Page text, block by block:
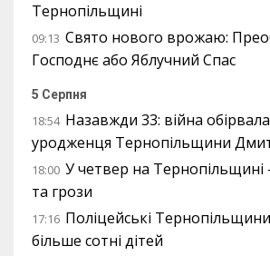
Тернопільщині
09:13 Свято нового врожаю:
Господнє або Яблучний Спас
5 Серпня
18:54 Назавжди 33: війна
уродженця Тернопільщини
18:00 У четвер на Тернопільщині
та грози
17:16 Поліцейські
більше сотні дітей